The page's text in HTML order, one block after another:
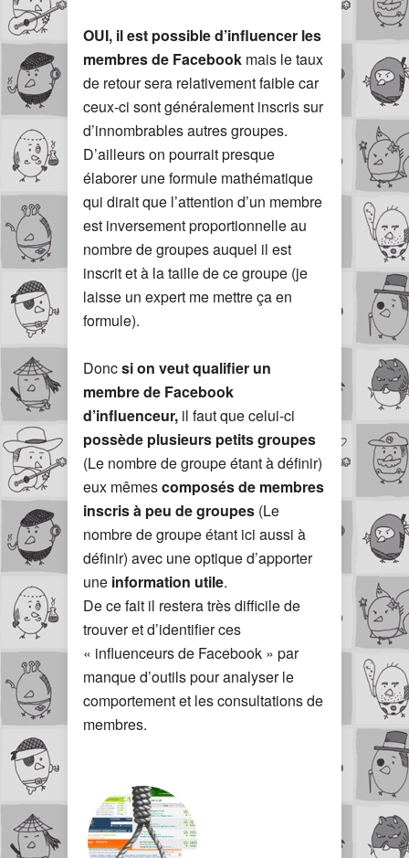
OUI, il est possible d’influencer les
membres de Facebook mais le taux
de retour sera relativement faible car
ceux-ci sont généralement inscris sur
d’innombrables autres groupes.
D’ailleurs on pourrait presque
élaborer une formule mathématique
qui dirait que l’attention d’un membre
est inversement proportionnelle au
nombre de groupes auquel il est
inscrit et à la taille de ce groupe (je
laisse un expert me mettre ça en
formule).
Doncsi on veut qualifier un
membre de Facebook
d’influenceur, il faut que celui-ci
possède plusieurs petits groupes
(Le nombre de groupe étant à définir)
eux mêmescomposés de membres
inscris à peu de groupes (Le
nombre de groupe étant ici aussi à
définir) avec une optique d’apporter
une information utile.
De ce fait il restera très difficile de
trouver et d’identifier ces
« influenceurs de Facebook » par
manque d’outils pour analyser le
comportement et les consultations de
membres.